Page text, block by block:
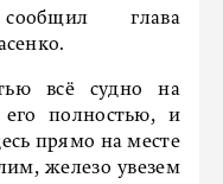
глава
всё судно на
полностью, и
прямо на месте
железо увезем